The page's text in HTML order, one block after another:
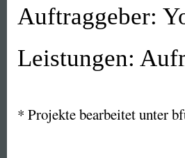
Auftraggeber:
Leistungen:
* Projekte bearbeitet unter